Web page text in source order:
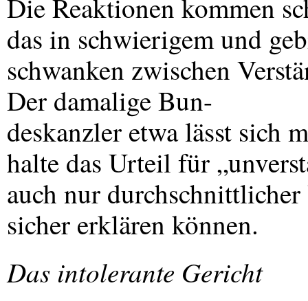
Die Reaktionen kommen
das in schwierigem und
schwanken zwischen
Der damalige Bun-
deskanzler etwa lässt sich
halte das Urteil für
auch nur
sicher erklären können.
Das intolerante Gericht